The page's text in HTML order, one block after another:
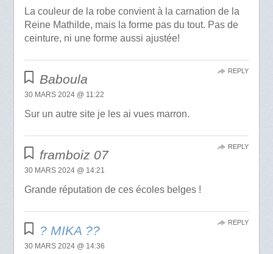
La couleur de la robe convient à la carnation de la
Reine Mathilde, mais la forme pas du tout. Pas de
ceinture, ni une forme aussi ajustée!
Baboula
30 MARS 2024 @ 11:22
Sur un autre site je les ai vues marron.
REPLY
framboiz 07
30 MARS 2024 @ 14:21
Grande réputation de ces écoles belges !
REPLY
? MIKA ?️?
30 MARS 2024 @ 14:36
REPLY